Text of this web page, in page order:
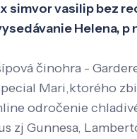
simvor vasilip bez
Helena,
činohra -
Mari,ktorého
odročenie
zj Gunnesa,